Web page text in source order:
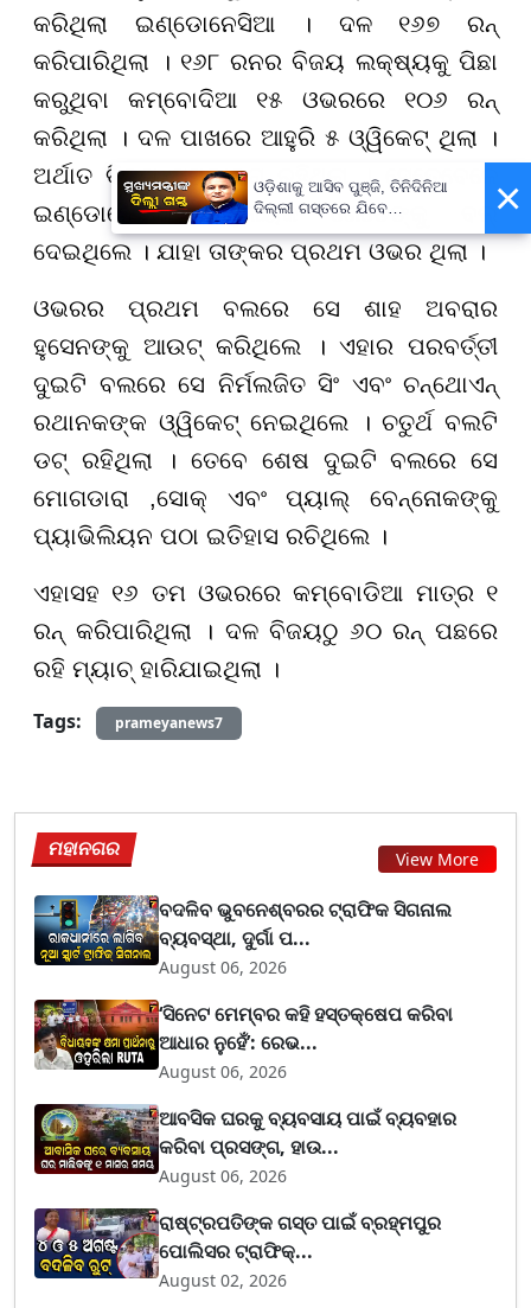
କରିଥିଲା ଇଣ୍ଡୋନେସିଆ । ଦଳ ୧୬୭ ରନ୍
କରିପାରିଥିଲା । ୧୬୮ ରନର ବିଜୟ ଲକ୍ଷ୍ୟକୁ ପିଛା
କରୁଥିବା କମ୍ବୋଦିଆ ୧୫ ଓଭରରେ ୧୦୬ ରନ୍
କରିଥିଲା । ଦଳ ପାଖରେ ଆହୁରି ୫ ଓ୍ୱିକେଟ୍ ଥିଲା ।
ଅର୍ଥାତ ବିଜୟ ସମ୍ଭାବନା ରହିଥିଲା । ସେତେବେଳେ
ଇଣ୍ଡୋନେସିଆ ଅଧିନାୟକ ଗେଡେଙ୍କୁ ବଲ୍
ଦେଇଥିଲେ । ଯାହା ତାଙ୍କର ପ୍ରଥମ ଓଭର ଥିଲା ।
ଓଭରର ପ୍ରଥମ ବଲରେ ସେ ଶାହ ଅବରାର
ହୁସେନଙ୍କୁ ଆଉଟ୍ କରିଥିଲେ । ଏହାର ପରବର୍ତ୍ତୀ
ଦୁଇଟି ବଲରେ ସେ ନିର୍ମଲଜିତ ସିଂ ଏବଂ ଚନ୍ଥୋଏନ୍
ରଥାନକଙ୍କ ଓ୍ୱିକେଟ୍ ନେଇଥିଲେ । ଚତୁର୍ଥ ବଲଟି
ଡଟ୍ ରହିଥିଲା । ତେବେ ଶେଷ ଦୁଇଟି ବଲରେ ସେ
ମୋଗଡାରା ,ସୋକ୍ ଏବଂ ପ୍ୟାଲ୍ ବେନ୍ନୋକଙ୍କୁ
ପ୍ୟାଭିଲିୟନ ପଠା ଇତିହାସ ରଚିଥିଲେ ।
ଏହାସହ ୧୬ ତମ ଓଭରରେ କମ୍ବୋଡିଆ ମାତ୍ର ୧
ରନ୍ କରିପାରିଥିଲା । ଦଳ ବିଜୟଠୁ ୬୦ ରନ୍ ପଛରେ
ରହି ମ୍ୟାଚ୍ ହାରିଯାଇଥିଲା ।
Tags:
prameyanews7
ମହାନଗର View More
ବଦଳିବ ଭୁବନେଶ୍ବରର ଟ୍ରାଫିକ ସିଗନାଲ
ବ୍ୟବସ୍ଥା, ଦୁର୍ଗା ପ...
August 06, 2026
‘ସିନେଟ ମେମ୍ବର କହି ହସ୍ତକ୍ଷେପ କରିବା
ଆଧାର ନୁହେଁ’: ରେଭ...
August 06, 2026
ଆବସିକ ଘରକୁ ବ୍ୟବସାୟ ପାଇଁ ବ୍ୟବହାର
କରିବା ପ୍ରସଙ୍ଗ, ହାଉ...
August 06, 2026
ରାଷ୍ଟ୍ରପତିଙ୍କ ଗସ୍ତ ପାଇଁ ବ୍ରହ୍ମପୁର
ପୋଲିସର ଟ୍ରାଫିକ୍...
August 02, 2026
×
ଓଡ଼ିଶାକୁ ଆସିବ ପୁଞ୍ଜି, ତିନିଦିନିଆ
ଦିଲ୍ଲୀ ଗସ୍ତରେ ଯିବେ